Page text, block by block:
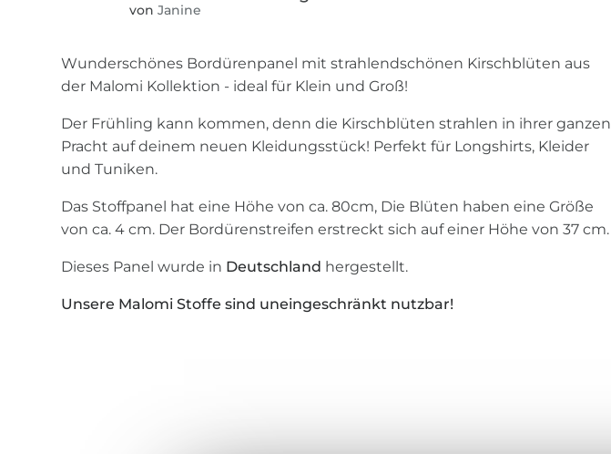
von Janine
Wunderschönes Bordürenpanel mit strahlendschönen Kirschblüten aus
der Malomi Kollektion - ideal für Klein und Groß!
Der Frühling kann kommen, denn die Kirschblüten strahlen in ihrer ganzen
Pracht auf deinem neuen Kleidungsstück! Perfekt für Longshirts, Kleider
und Tuniken.
Das Stoffpanel hat eine Höhe von ca. 80cm, Die Blüten haben eine Größe
von ca. 4 cm. Der Bordürenstreifen erstreckt sich auf einer Höhe von 37 cm.
Dieses Panel wurde in Deutschland hergestellt.
Unsere Malomi Stoffe sind uneingeschränkt nutzbar!